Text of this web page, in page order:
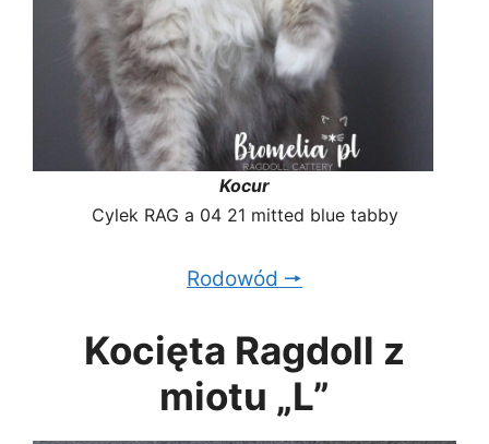
Kocur
Cylek RAG a 04 21 mitted blue tabby
Rodowód 🠖
Kocięta Ragdoll z
miotu „L”